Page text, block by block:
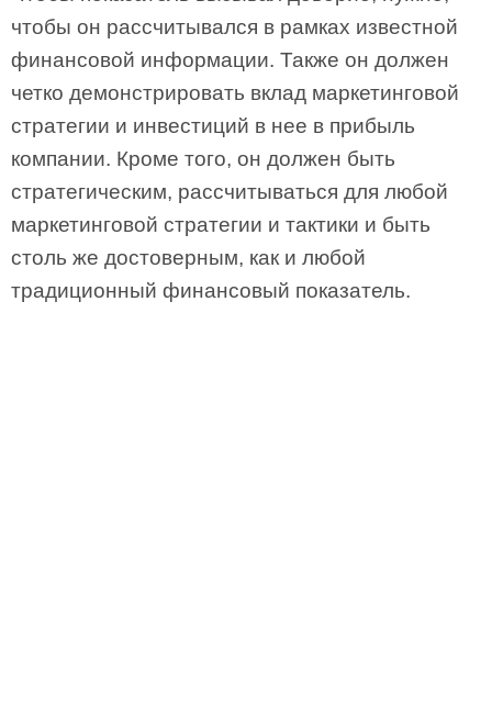
чтобы он рассчитывался в рамках известной
финансовой информации. Также он должен
четко демонстрировать вклад маркетинговой
стратегии и инвестиций в нее в прибыль
компании. Кроме того, он должен быть
стратегическим, рассчитываться для любой
маркетинговой стратегии и тактики и быть
столь же достоверным, как и любой
традиционный финансовый показатель.